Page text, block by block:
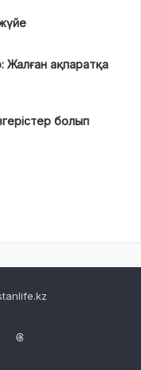
Жалған ақпаратқа
болып